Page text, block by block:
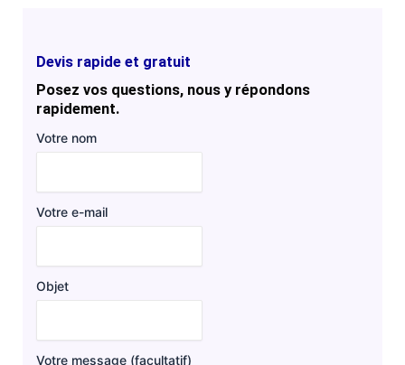
Devis rapide et gratuit
Posez vos questions, nous y répondons
rapidement.
Votre nom
Votre e-mail
Objet
Votre message (facultatif)